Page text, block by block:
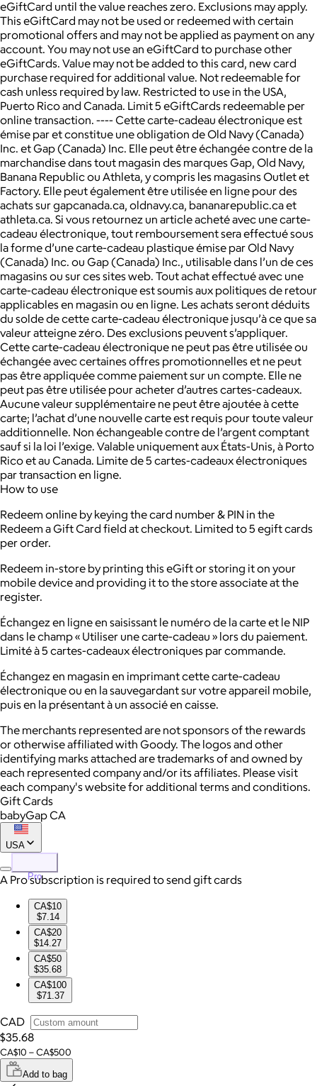
eGiftCard until the value reaches zero. Exclusions may apply.
This eGiftCard may not be used or redeemed with certain
promotional offers and may not be applied as payment on any
account. You may not use an eGiftCard to purchase other
eGiftCards. Value may not be added to this card, new card
purchase required for additional value. Not redeemable for
cash unless required by law. Restricted to use in the USA,
Puerto Rico and Canada. Limit 5 eGiftCards redeemable per
online transaction. ---- Cette carte-cadeau électronique est
émise par et constitue une obligation de Old Navy (Canada)
Inc. et Gap (Canada) Inc. Elle peut être échangée contre de la
marchandise dans tout magasin des marques Gap, Old Navy,
Banana Republic ou Athleta, y compris les magasins Outlet et
Factory. Elle peut également être utilisée en ligne pour des
achats sur gapcanada.ca, oldnavy.ca, bananarepublic.ca et
athleta.ca. Si vous retournez un article acheté avec une carte-
cadeau électronique, tout remboursement sera effectué sous
la forme d’une carte-cadeau plastique émise par Old Navy
(Canada) Inc. ou Gap (Canada) Inc., utilisable dans l’un de ces
magasins ou sur ces sites web. Tout achat effectué avec une
carte-cadeau électronique est soumis aux politiques de retour
applicables en magasin ou en ligne. Les achats seront déduits
du solde de cette carte-cadeau électronique jusqu’à ce que sa
valeur atteigne zéro. Des exclusions peuvent s’appliquer.
Cette carte-cadeau électronique ne peut pas être utilisée ou
échangée avec certaines offres promotionnelles et ne peut
pas être appliquée comme paiement sur un compte. Elle ne
peut pas être utilisée pour acheter d’autres cartes-cadeaux.
Aucune valeur supplémentaire ne peut être ajoutée à cette
carte; l’achat d’une nouvelle carte est requis pour toute valeur
additionnelle. Non échangeable contre de l’argent comptant
sauf si la loi l’exige. Valable uniquement aux États-Unis, à Porto
Rico et au Canada. Limite de 5 cartes-cadeaux électroniques
par transaction en ligne.
How to use
Redeem online by keying the card number & PIN in the
Redeem a Gift Card field at checkout. Limited to 5 egift cards
per order.
Redeem in-store by printing this eGift or storing it on your
mobile device and providing it to the store associate at the
register.
Échangez en ligne en saisissant le numéro de la carte et le NIP
dans le champ « Utiliser une carte-cadeau » lors du paiement.
Limité à 5 cartes-cadeaux électroniques par commande.
Échangez en magasin en imprimant cette carte-cadeau
électronique ou en la sauvegardant sur votre appareil mobile,
puis en la présentant à un associé en caisse.
The merchants represented are not sponsors of the rewards
or otherwise affiliated with Goody. The logos and other
identifying marks attached are trademarks of and owned by
each represented company and/or its affiliates. Please visit
each company's website for additional terms and conditions.
Gift Cards
babyGap CA
USA
Pro
A Pro subscription is required to send gift cards
CA$10
$7.14
CA$20
$14.27
CA$50
$35.68
CA$100
$71.37
CAD
$35.68
CA$10 – CA$500
Add to bag